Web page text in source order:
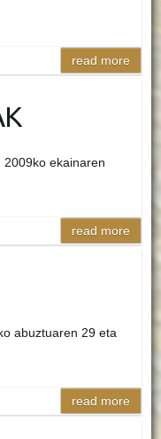
read more
ekainaren
read more
abuztuaren 29 eta
read more